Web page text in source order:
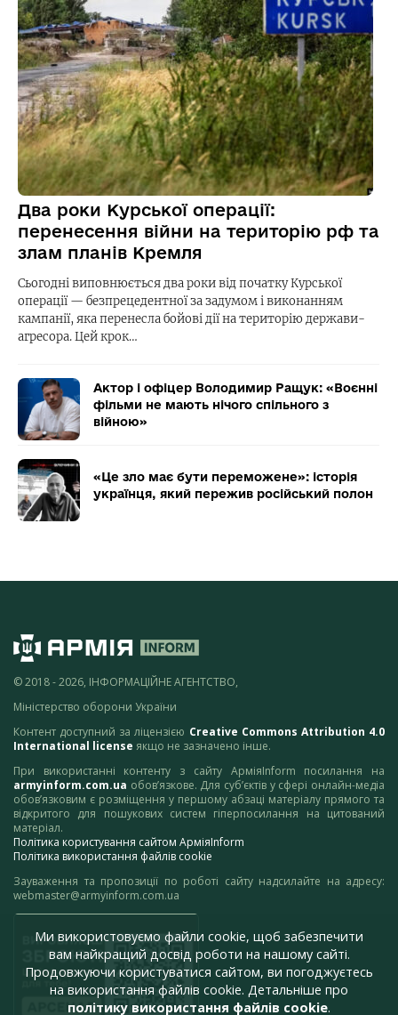
Два роки Курської операції:
перенесення війни на територію рф та
злам планів Кремля
Сьогодні виповнюється два роки від початку Курської
операції — безпрецедентної за задумом і виконанням
кампанії, яка перенесла бойові дії на територію держави-
агресора. Цей крок…
Актор і офіцер Володимир Ращук: «Воєнні
фільми не мають нічого спільного з
війною»
«Це зло має бути переможене»: історія
українця, який пережив російський полон
© 2018 - 2026, ІНФОРМАЦІЙНЕ АГЕНТСТВО,
Міністерство оборони України
Контент доступний за ліцензією Creative Commons Attribution 4.0
International license якщо не зазначено інше.
При використанні контенту з сайту АрміяInform посилання на
armyinform.com.ua обов’язкове. Для суб’єктів у сфері онлайн-медіа
обов’язковим є розміщення у першому абзаці матеріалу прямого та
відкритого для пошукових систем гіперпосилання на цитований
матеріал.
Політика користування сайтом АрміяInform
Політика використання файлів cookie
Зауваження та пропозиції по роботі сайту надсилайте на адресу:
webmaster@armyinform.com.ua
Ми використовуємо файли cookie, щоб забезпечити
вам найкращий досвід роботи на нашому сайті.
Продовжуючи користуватися сайтом, ви погоджуєтесь
на використання файлів cookie. Детальніше про
політику використання файлів cookie.